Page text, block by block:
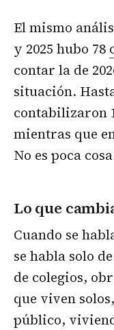
El mismo
y 2025 hubo 78
contar la de
situación.
contabilizaron
mientras que
No es poca
Lo que
Cuando se
se habla solo
de colegios,
que viven
público,